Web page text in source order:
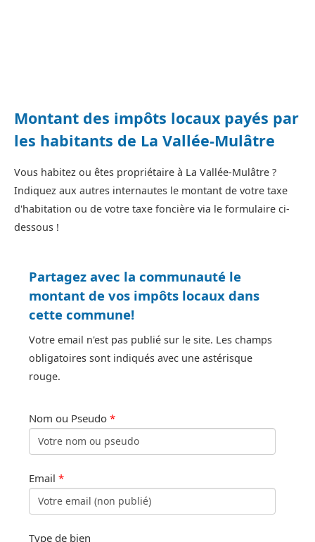
Montant des impôts locaux payés par
les habitants de La Vallée-Mulâtre
Vous habitez ou êtes propriétaire à La Vallée-Mulâtre ?
Indiquez aux autres internautes le montant de votre taxe
d'habitation ou de votre taxe foncière via le formulaire ci-
dessous !
Partagez avec la communauté le
montant de vos impôts locaux dans
cette commune!
Votre email n'est pas publié sur le site. Les champs
obligatoires sont indiqués avec une astérisque
rouge.
Nom ou Pseudo *
Email *
Type de bien